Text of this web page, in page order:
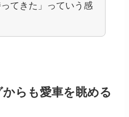
てきた」っていう感
らも愛車を眺める